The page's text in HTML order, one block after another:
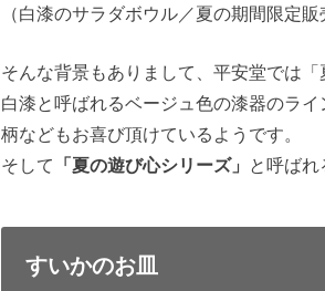
（白漆のサラダボウル／夏の期間限定販
そんな背景もありまして、平安堂では
白漆と呼ばれるベージュ色の漆器のラ
柄などもお喜び頂けているようです。
そして 「夏の遊び心シリーズ」 と呼ばれ
すいかのお皿